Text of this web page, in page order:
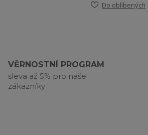
Do oblíbených
VĚRNOSTNÍ PROGRAM
sleva až 5% pro naše
zákazníky